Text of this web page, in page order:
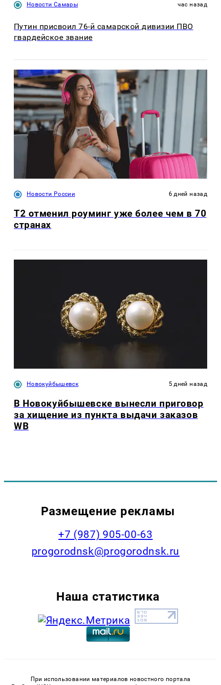
Новости Самары час назад
Путин присвоил 76-й самарской дивизии ПВО
гвардейское звание
Новости России 6 дней назад
Т2 отменил роуминг уже более чем в 70
странах
Новокуйбышевск 5 дней назад
В Новокуйбышевске вынесли приговор
за хищение из пункта выдачи заказов
WB
Размещение рекламы
+7 (987) 905-00-63
progorodnsk@progorodnsk.ru
Наша статистика
При использовании материалов новостного портала